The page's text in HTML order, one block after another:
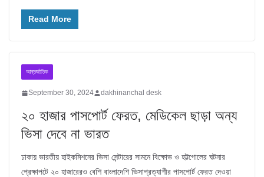
Read More
আন্তর্জাতিক
September 30, 2024 dakhinanchal desk
২০ হাজার পাসপোর্ট ফেরত, মেডিকেল ছাড়া অন্য
ভিসা দেবে না ভারত
ঢাকায় ভারতীয় হাইকমিশনের ভিসা সেন্টারের সামনে বিক্ষোভ ও হট্টগোলের ঘটনার
প্রেক্ষাপটে ২০ হাজারেরও বেশি বাংলাদেশি ভিসাপ্রত্যাশীর পাসপোর্ট ফেরত দেওয়া